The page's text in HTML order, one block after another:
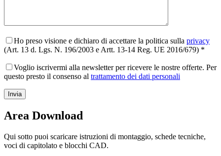
Ho preso visione e dichiaro di accettare la politica sulla privacy
(Art. 13 d. Lgs. N. 196/2003 e Artt. 13-14 Reg. UE 2016/679) *
Voglio iscrivermi alla newsletter per ricevere le nostre offerte. Per
questo presto il consenso al trattamento dei dati personali
Area Download
Qui sotto puoi scaricare istruzioni di montaggio, schede tecniche,
voci di capitolato e blocchi CAD.